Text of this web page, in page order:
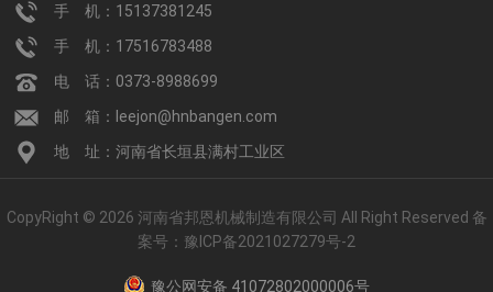
手 机：15137381245
手 机：17516783488
电 话：0373-8988699
邮 箱：leejon@hnbangen.com
地 址：河南省长垣县满村工业区
CopyRight © 2026 河南省邦恩机械制造有限公司 All Right Reserved 备
案号： 豫ICP备2021027279号-2
豫公网安备 41072802000006号